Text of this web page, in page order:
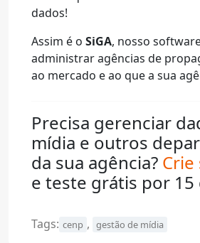
dados!
Assim é o SiGA, nosso
administrar agências de
ao mercado e ao que a sua
Precisa gerenciar
mídia e outros
da sua agência? Crie
e teste grátis por 15
Tags: cenp , gestão de mídia